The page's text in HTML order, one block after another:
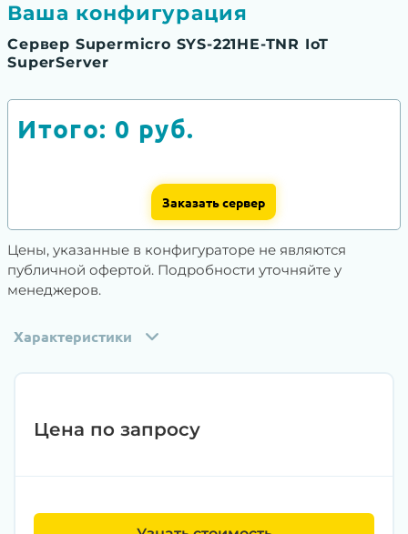
Ваша конфигурация
Сервер Supermicro SYS-221HE-TNR IoT
SuperServer
Итого: 0 руб.
Заказать сервер
Цены, указанные в конфигураторе не являются
публичной офертой. Подробности уточняйте у
менеджеров.
Характеристики
Цена по запросу